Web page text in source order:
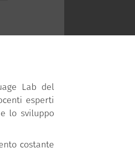
Lab del
esperti
lo sviluppo
costante